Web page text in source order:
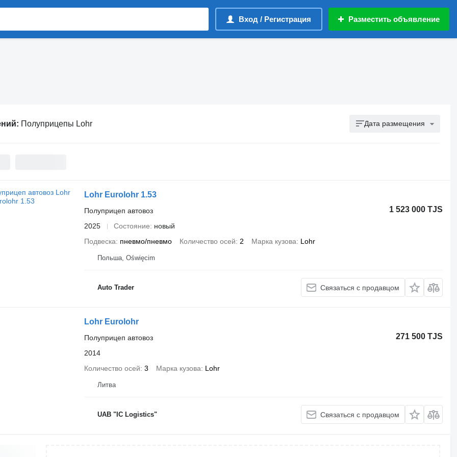
Вход / Регистрация Разместить объявление
Полуприцепы Lohr Дата размещения
Lohr Eurolohr 1.53
1 523 000 TJS
Полуприцеп автовоз
2025
Состояние
новый
Подвеска
пневмо/пневмо Количество осей 2 Марка кузова Lohr
Польша, Oświęcim
Auto Trader Связаться с продавцом
Lohr Eurolohr
271 500 TJS
Полуприцеп автовоз
2014
Количество осей 3 Марка кузова Lohr
Литва
UAB "IC Logistics" Связаться с продавцом